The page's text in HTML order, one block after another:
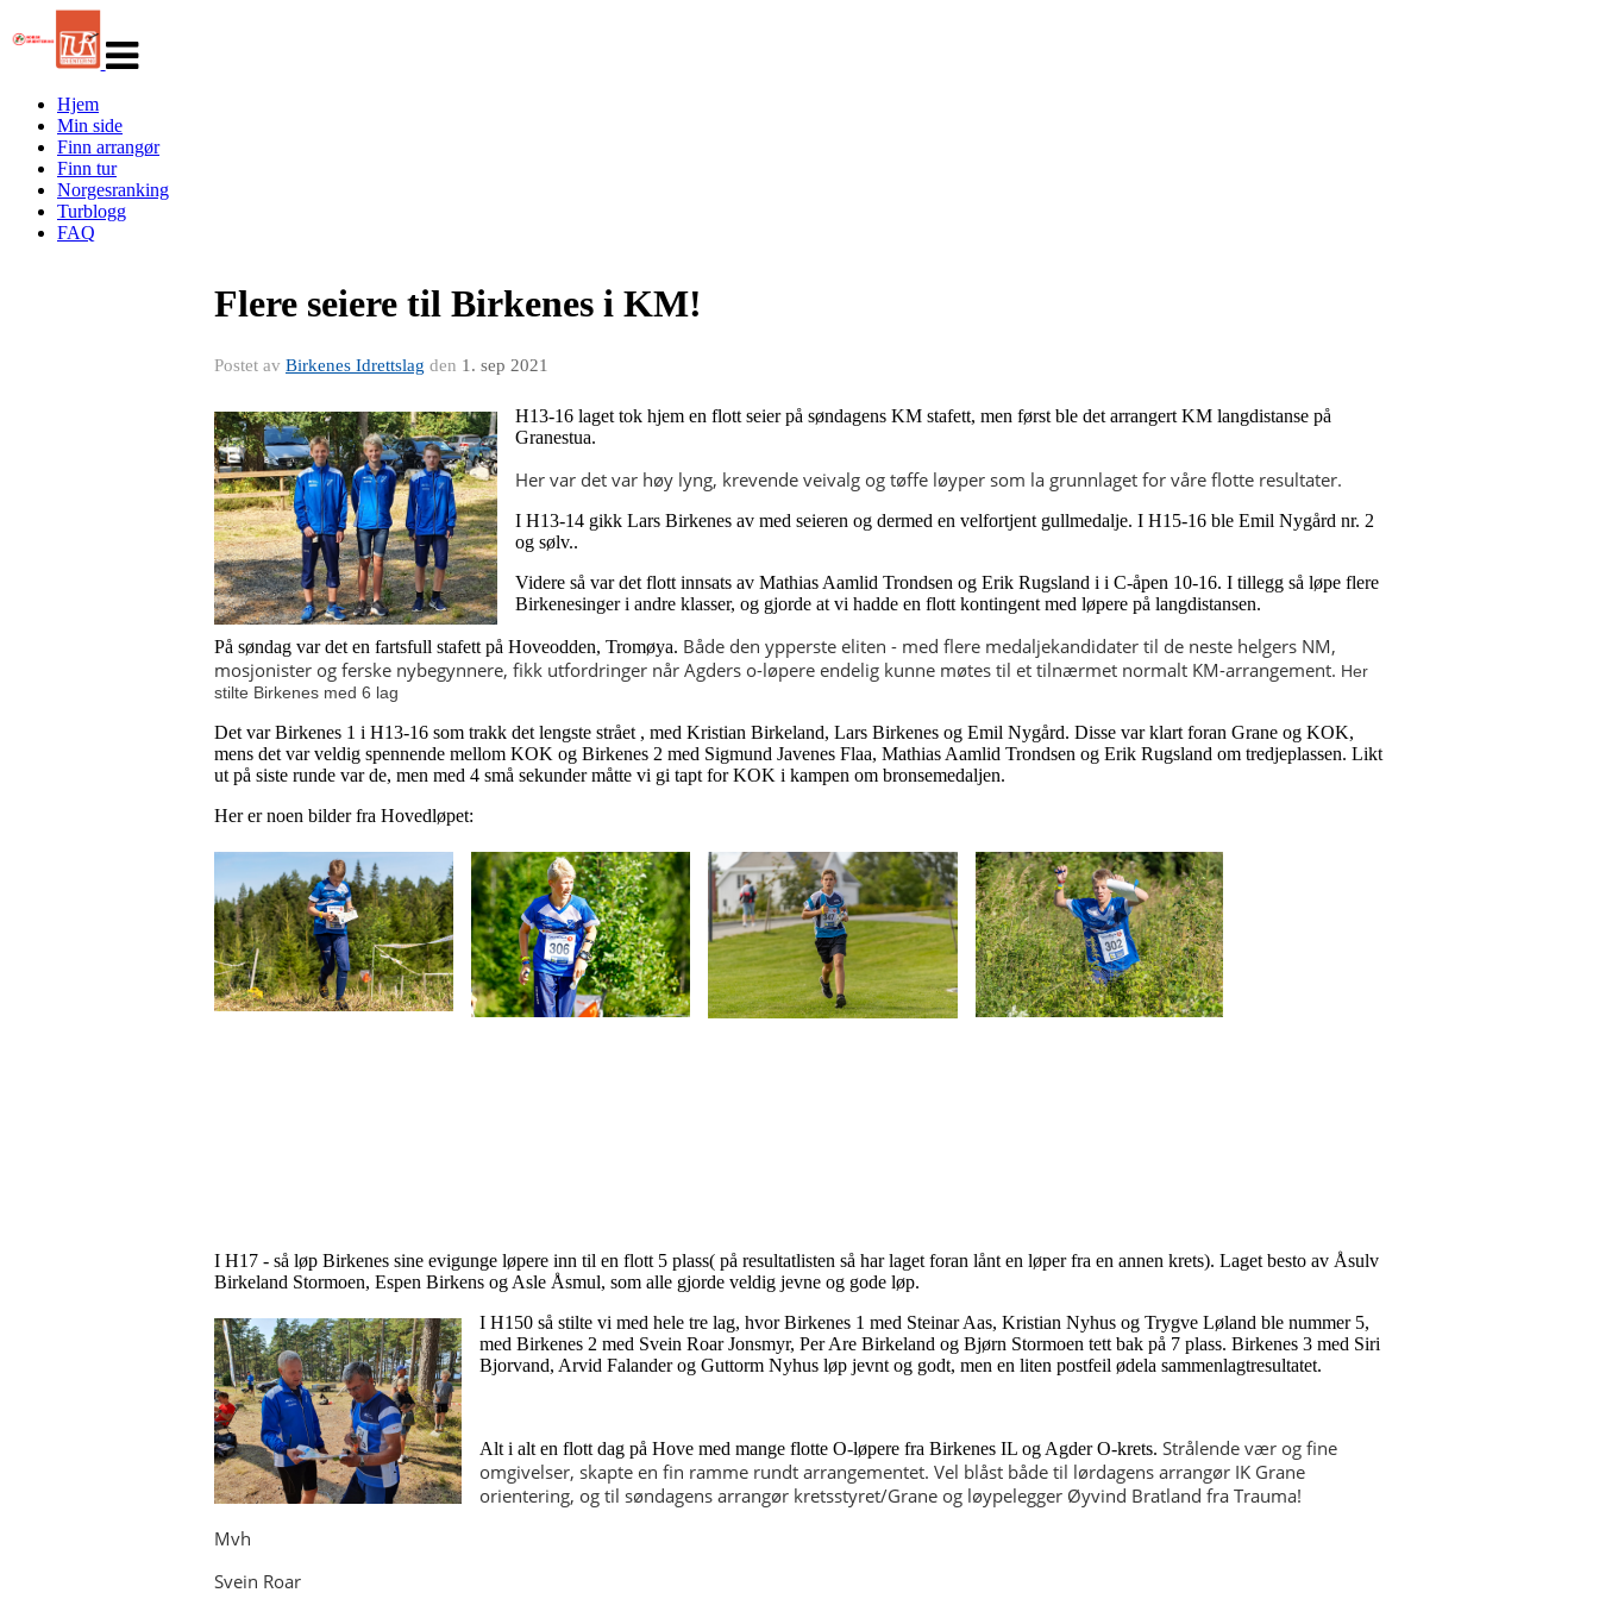
navigasjon
Hjem
Min side
Finn arrangør
Finn tur
Norgesranking
Turblogg
FAQ
Flere seiere til Birkenes i KM!
Postet av Birkenes Idrettslag den 1. sep 2021
H13-16 laget tok hjem en flott seier på søndagens KM stafett, men først ble det arrangert KM langdistanse på
Granestua.
Her var det var høy lyng, krevende veivalg og tøffe løyper som la grunnlaget for våre flotte resultater.
I H13-14 gikk Lars Birkenes av med seieren og dermed en velfortjent gullmedalje. I H15-16 ble Emil Nygård nr. 2
og sølv..
Videre så var det flott innsats av Mathias Aamlid Trondsen og Erik Rugsland i i C-åpen 10-16. I tillegg så løpe flere
Birkenesinger i andre klasser, og gjorde at vi hadde en flott kontingent med løpere på langdistansen.
På søndag var det en fartsfull stafett på Hoveodden, Tromøya. Både den ypperste eliten - med flere medaljekandidater til de neste helgers NM,
mosjonister og ferske nybegynnere, fikk utfordringer når Agders o-løpere endelig kunne møtes til et tilnærmet normalt KM-arrangement. Her
stilte Birkenes med 6 lag
Det var Birkenes 1 i H13-16 som trakk det lengste strået , med Kristian Birkeland, Lars Birkenes og Emil Nygård. Disse var klart foran Grane og KOK,
mens det var veldig spennende mellom KOK og Birkenes 2 med Sigmund Javenes Flaa, Mathias Aamlid Trondsen og Erik Rugsland om tredjeplassen. Likt
ut på siste runde var de, men med 4 små sekunder måtte vi gi tapt for KOK i kampen om bronsemedaljen.
Her er noen bilder fra Hovedløpet:
I H17 - så løp Birkenes sine evigunge løpere inn til en flott 5 plass( på resultatlisten så har laget foran lånt en løper fra en annen krets). Laget besto av Åsulv
Birkeland Stormoen, Espen Birkens og Asle Åsmul, som alle gjorde veldig jevne og gode løp.
I H150 så stilte vi med hele tre lag, hvor Birkenes 1 med Steinar Aas, Kristian Nyhus og Trygve Løland ble nummer 5,
med Birkenes 2 med Svein Roar Jonsmyr, Per Are Birkeland og Bjørn Stormoen tett bak på 7 plass. Birkenes 3 med Siri
Bjorvand, Arvid Falander og Guttorm Nyhus løp jevnt og godt, men en liten postfeil ødela sammenlagtresultatet.
Alt i alt en flott dag på Hove med mange flotte O-løpere fra Birkenes IL og Agder O-krets. Strålende vær og fine
omgivelser, skapte en fin ramme rundt arrangementet. Vel blåst både til lørdagens arrangør IK Grane
orientering, og til søndagens arrangør kretsstyret/Grane og løypelegger Øyvind Bratland fra Trauma!
Mvh
Svein Roar